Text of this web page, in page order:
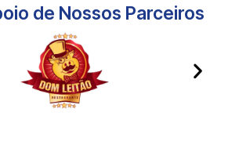
de Nossos Parceiros​